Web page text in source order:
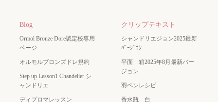
Blog
Ormol Bronze Dore認定校専用
ページ
オルモルブロンズドレ規約
Step up Lesson1 Chandelier シ
ャンドリエ
ディプロマレッスン
クリップテキスト
シャンドリエジョン2025最新
ﾊﾞｰｼﾞｮﾝ
平面 箱2025年8月最新バー
ジョン
羽ペンレシピ
香水瓶 白